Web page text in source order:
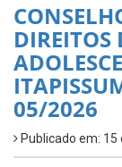
DIREITOS
05/2026
Publicado em: 15